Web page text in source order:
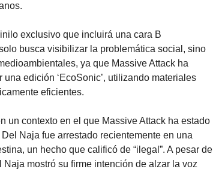
exclusivo que incluirá una cara B
busca visibilizar la problemática social, sino
ya que Massive Attack ha
edición ‘EcoSonic’, utilizando materiales
eficientes.
un contexto en el que Massive Attack ha estado
Naja fue arrestado recientemente en una
un hecho que calificó de “ilegal”. A pesar de
mostró su firme intención de alzar la voz